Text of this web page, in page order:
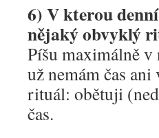
6) V kterou
nějaký obvyklý
Píšu maximálně v
už nemám čas
rituál: obětuji
čas.